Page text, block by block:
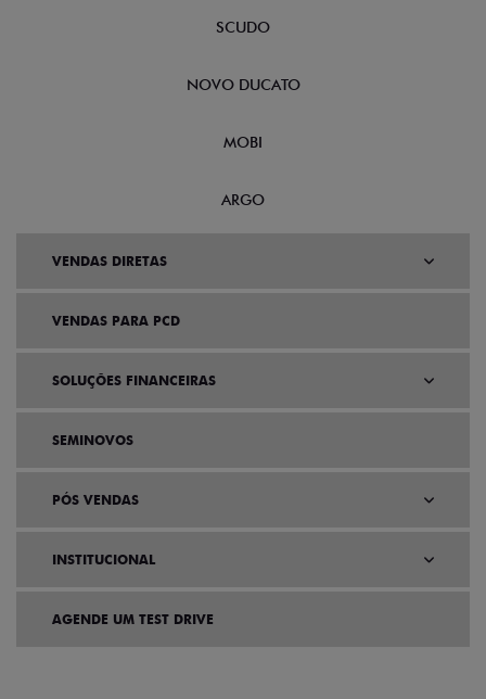
SCUDO
NOVO DUCATO
MOBI
ARGO
VENDAS DIRETAS
VENDAS PARA PCD
SOLUÇÕES FINANCEIRAS
SEMINOVOS
PÓS VENDAS
INSTITUCIONAL
AGENDE UM TEST DRIVE